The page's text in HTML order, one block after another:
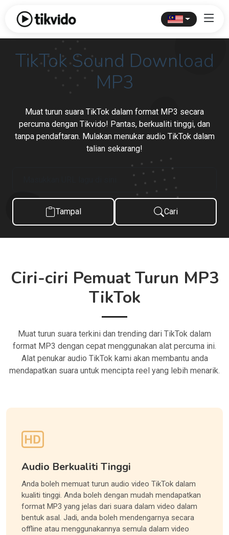
TikTok Sound Download
MP3
Muat turun suara TikTok dalam format MP3 secara
percuma dengan Tikvido! Pantas, berkualiti tinggi, dan
tanpa pendaftaran. Mulakan menukar audio TikTok dalam
talian sekarang!
Tampal Cari
Ciri-ciri Pemuat Turun MP3
TikTok
Muat turun suara terkini dan trending dari TikTok dalam
format MP3 dengan cepat menggunakan alat percuma ini.
Alat penukar audio TikTok kami akan membantu anda
mendapatkan suara untuk mencipta reel yang lebih menarik.
Audio Berkualiti Tinggi
Anda boleh memuat turun audio video TikTok dalam
kualiti tinggi. Anda boleh dengan mudah mendapatkan
format MP3 yang jelas dari suara dalam video dalam
bentuk asal. Jadi, anda boleh mendengarnya secara
offline atau menggunakannya semula dalam video